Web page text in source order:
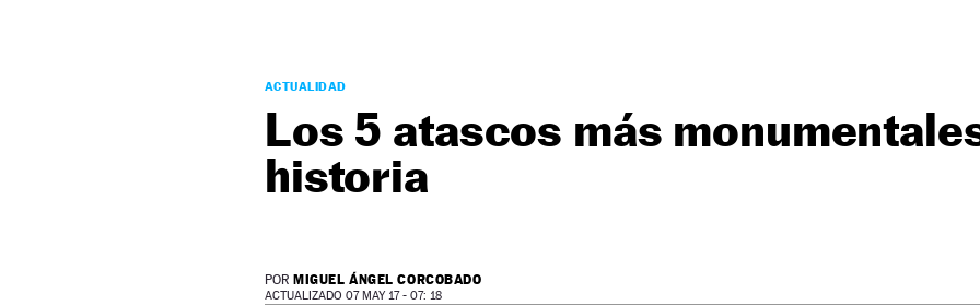
ACTUALIDAD
Los 5 atascos más
historia
POR MIGUEL ÁNGEL CORCOBADO
ACTUALIZADO 07 MAY 17 - 07: 18